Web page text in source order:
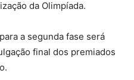
da Olimpíada.
a segunda fase será
final dos premiados